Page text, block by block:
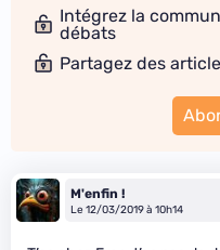
Intégrez la
débats
Partagez des
M'enfin !
Le 12/03/2019 à 10h14